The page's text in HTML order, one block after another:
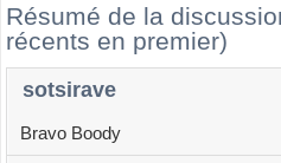
Résumé de la
récents en premier)
sotsirave
Bravo Boody